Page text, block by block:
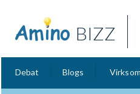
BIZZ
Debat Blogs